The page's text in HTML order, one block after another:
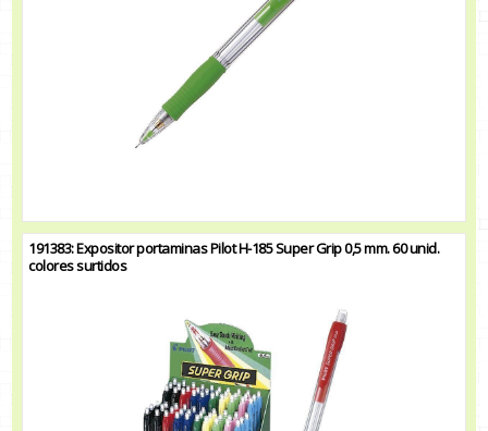
191383: Expositor portaminas Pilot H-185 Super Grip 0,5 mm. 60 unid.
colores surtidos